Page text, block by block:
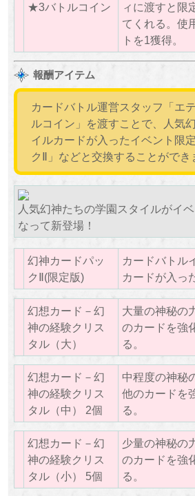
★3バトルコイン
ィに渡すと限
てくれる。使
トを1獲得。
報酬アイテム
カードバトル運営スタッフ「エ
ルコイン」を渡すことで、人気
イルカードが入ったイベント限
クⅡ」などと交換することができ
人気幻神たちの学園スタイルがイ
なって新登場！
幻神カードパッ
クⅡ(限定版)
カードバトル
カードが入っ
幻想カード－幻
神の経験クリス
タル（大）
大量の神秘の
のカードを強
る。
幻想カード－幻
神の経験クリス
タル（中） 2個
中程度の神秘
他のカードを
る。
幻想カード－幻
神の経験クリス
タル（小） 5個
少量の神秘の
のカードを強
る。